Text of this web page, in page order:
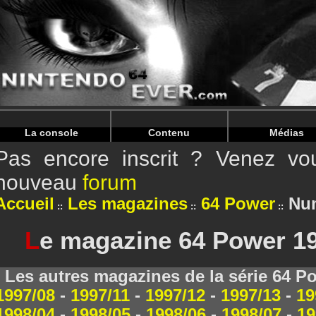
Warning: Undefined array key "HTTP_REFERER" in /
Warning: Undefined array key "HTTP_REFERER" in /
La console Contenu Médias
encore inscrit ? Venez
forum
Les magazines 64 Power
Le magazine 64 Power
Les autres magazines de la série 64
08 - 1997/11 - 1997/12 - 1997/13 -